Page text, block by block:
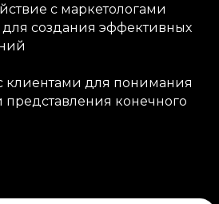
с маркетологами
создания эффективных
клиентами ‌для понимания‍
представления конечного